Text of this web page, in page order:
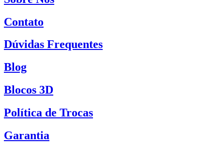
Contato
Dúvidas Frequentes
Blog
Blocos 3D
Política de Trocas
Garantia